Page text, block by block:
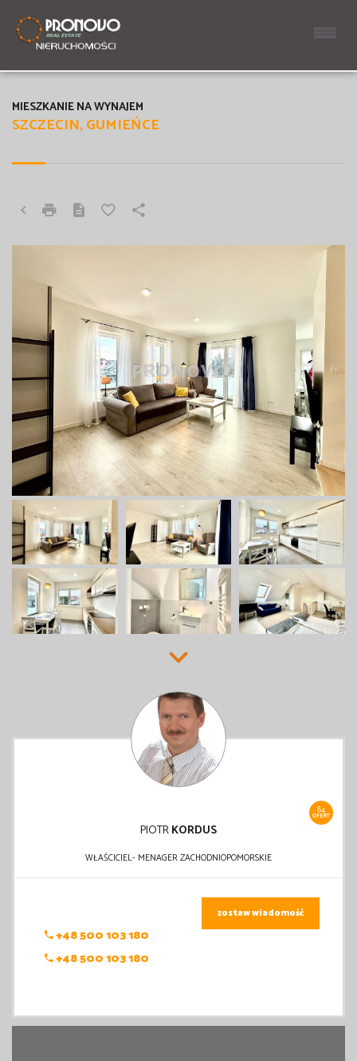
SZCZECIN, GUMIEŃCE
MIESZKANIE NA WYNAJEM
84
OFERT
PIOTRKORDUS
WŁAŚCICIEL- MENAGER ZACHODNIOPOMORSKIE
+48 500 103 180
+48 500 103 180
zostaw wiadomość